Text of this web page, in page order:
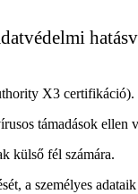
X3 certifikáció).
támadások ellen
külső fél számára.
a személyes